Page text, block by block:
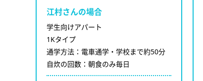
江村さんの場合
学生向けアパート
1Kタイプ
通学方法：電車通学・学校まで約50分
自炊の回数：朝食のみ毎日